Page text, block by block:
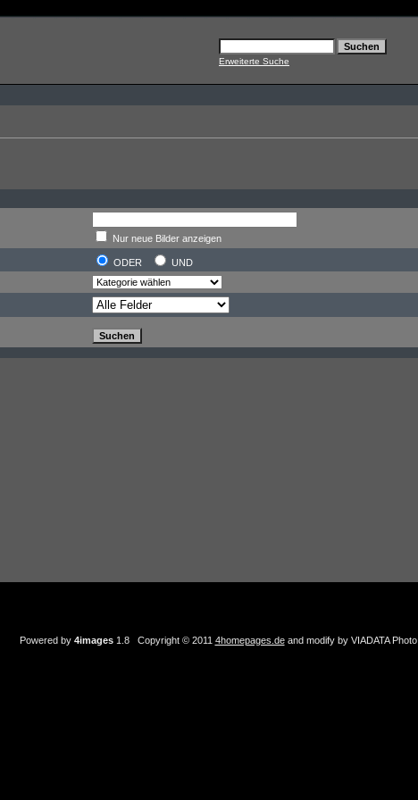
Erweiterte Suche
Nur neue Bilder anzeigen
ODER
UND
Powered by 4images1.8 Copyright © 2011 4homepages.deand modify by VIADATA Photo